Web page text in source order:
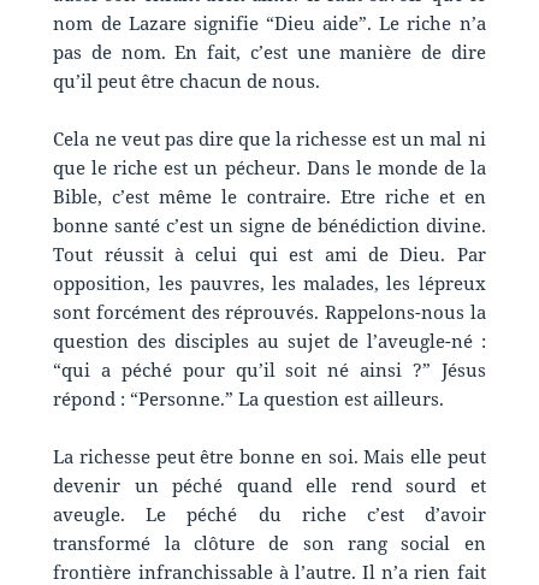
nom de Lazare signifie “Dieu aide”. Le riche n’a
pas de nom. En fait, c’est une manière de dire
qu’il peut être chacun de nous.
Cela ne veut pas dire que la richesse est un mal ni
que le riche est un pécheur. Dans le monde de la
Bible, c’est même le contraire. Etre riche et en
bonne santé c’est un signe de bénédiction divine.
Tout réussit à celui qui est ami de Dieu. Par
opposition, les pauvres, les malades, les lépreux
sont forcément des réprouvés. Rappelons-nous la
question des disciples au sujet de l’aveugle-né :
“qui a péché pour qu’il soit né ainsi ?” Jésus
répond : “Personne.” La question est ailleurs.
La richesse peut être bonne en soi. Mais elle peut
devenir un péché quand elle rend sourd et
aveugle. Le péché du riche c’est d’avoir
transformé la clôture de son rang social en
frontière infranchissable à l’autre. Il n’a rien fait